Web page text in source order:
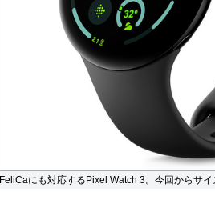
FeliCaにも対応するPixel Watch 3。今回からサ